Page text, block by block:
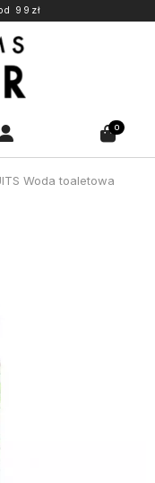
99zł
0
Woda toaletowa